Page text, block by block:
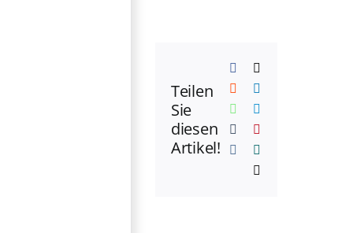
Teilen
Sie
diesen
Artikel!
Facebook
Reddit
WhatsApp
Tumblr